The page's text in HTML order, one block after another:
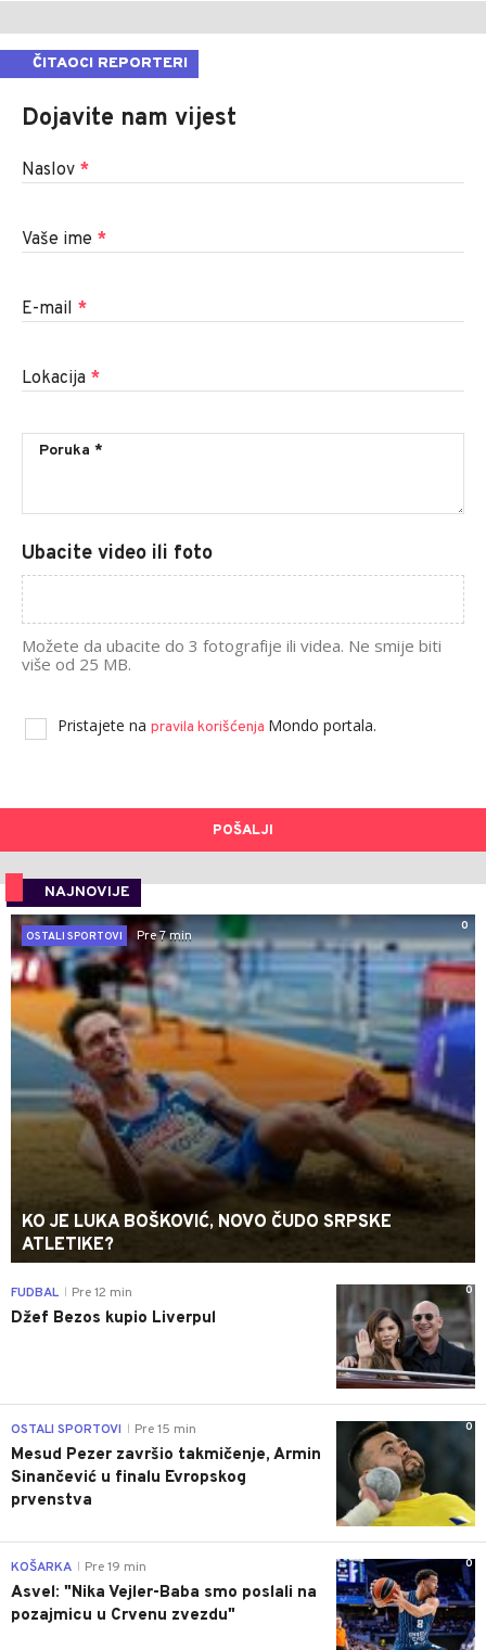
ČITAOCI REPORTERI
Dojavite nam vijest
Naslov *
Vaše ime *
E-mail *
Lokacija *
Ubacite video ili foto
Možete da ubacite do 3 fotografije ili videa. Ne smije biti
više od 25 MB.
Pristajete na pravila korišćenja Mondo portala.
POŠALJI
NAJNOVIJE
0
OSTALI SPORTOVI
Pre 7 min
KO JE LUKA BOŠKOVIĆ, NOVO ČUDO SRPSKE
ATLETIKE?
0
FUDBAL Pre 12 min
Džef Bezos kupio Liverpul
0
OSTALI SPORTOVI Pre 15 min
Mesud Pezer završio takmičenje, Armin
Sinančević u finalu Evropskog
prvenstva
0
KOŠARKA Pre 19 min
Asvel: "Nika Vejler-Baba smo poslali na
pozajmicu u Crvenu zvezdu"